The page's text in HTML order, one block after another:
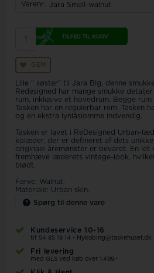
Varenr.: Jara Small-walnut
GEM
Lille " søster" til Jara Big, denne
Redesigned har mange smukke
rum, inklusive et hovedrum. Begge
Tasken har en regulerbar rem. Tasken
og en ekstra lynlåslomme indvendig.
Tasken er lavet i ReDesigned Urban-
kolæder, der er defineret af dets
originale åremønster er bevaret. En
fremhæve læderets vintage-look,
blødt.
Farve: Walnut.
Materiale: Urban skin.
Spørg til denne vare
Kundeservice 10-16
tlf 54 85 18 14 - Nykobing@taskehuset.dk
Fri levering
med GLS ved køb over 1.499,-